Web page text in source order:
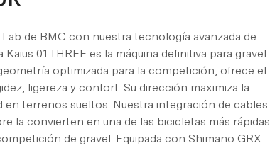
de BMC con nuestra tecnología avanzada de
01 THREE es la máquina definitiva para gravel.
optimizada para la competición, ofrece el
ligereza y confort. Su dirección maximiza la
en terrenos sueltos. Nuestra integración de cables
la convierten en una de las bicicletas más rápidas
de gravel. Equipada con Shimano GRX